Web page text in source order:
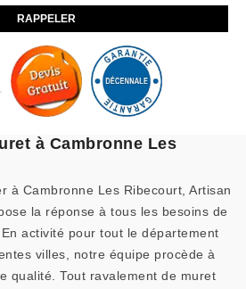
à Cambronne Les
à Cambronne Les Ribecourt, Artisan
la réponse à tous les besoins de
activité pour tout le département
villes, notre équipe procède à
qualité. Tout ravalement de muret